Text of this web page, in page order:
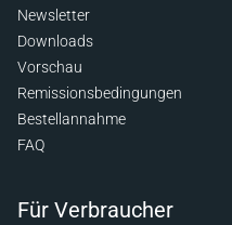
Newsletter
Downloads
Vorschau
Remissionsbedingungen
Bestellannahme
FAQ
Für Verbraucher